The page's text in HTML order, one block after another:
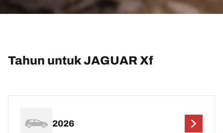
Tahun untuk JAGUAR Xf
2026